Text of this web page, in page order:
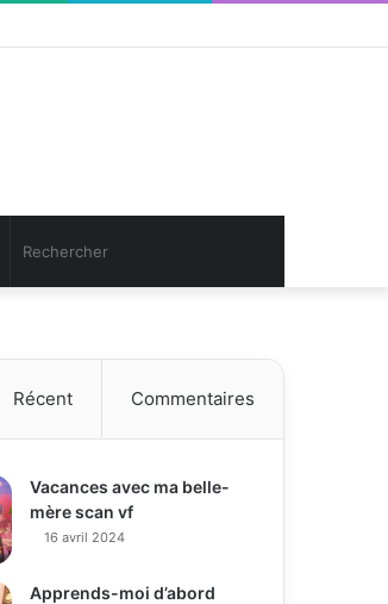
Article
Récent Commentaires
Vacances avec ma belle-
mère scan vf
16 avril 2024
Apprends-moi d’abord